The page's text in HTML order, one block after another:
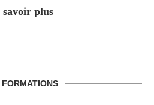
savoir plus
FORMATIONS